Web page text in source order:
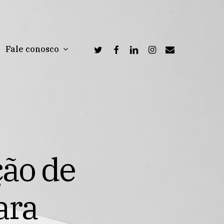
Fale conosco twitterfacebooklinkedininstagram
email
ãode
ra